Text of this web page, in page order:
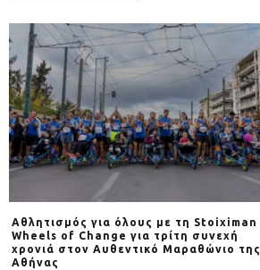
Αθλητισμός για όλους με τη Stoiximan
Wheels of Change για τρίτη συνεχή
χρονιά στον Αυθεντικό Μαραθώνιο της
Αθήνας